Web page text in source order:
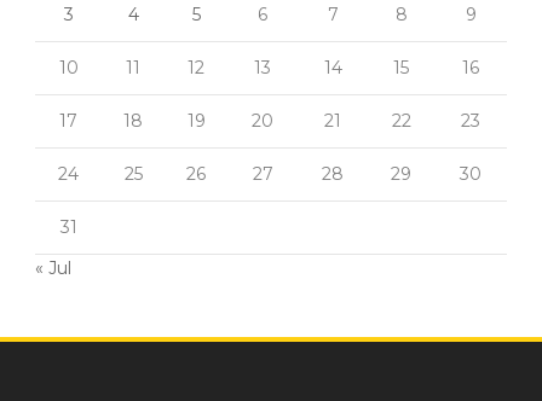
3 4 5 6 7 8 9
10 11 12 13 14 15 16
17 18 19 20 21 22 23
24 25 26 27 28 29 30
31
« Jul